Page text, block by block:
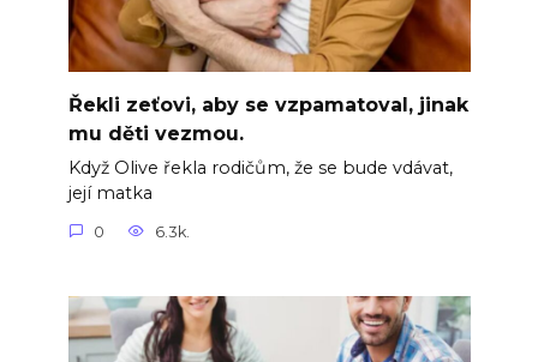
Řekli zeťovi, aby se vzpamatoval, jinak
mu děti vezmou.
Když Olive řekla rodičům, že se bude vdávat,
její matka
0 6.3k.